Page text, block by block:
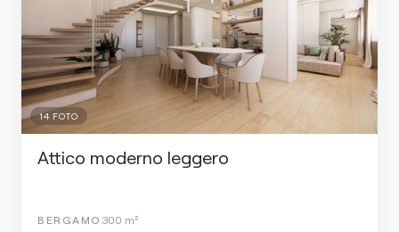
14 FOTO
Attico moderno leggero
BERGAMO 300 m²